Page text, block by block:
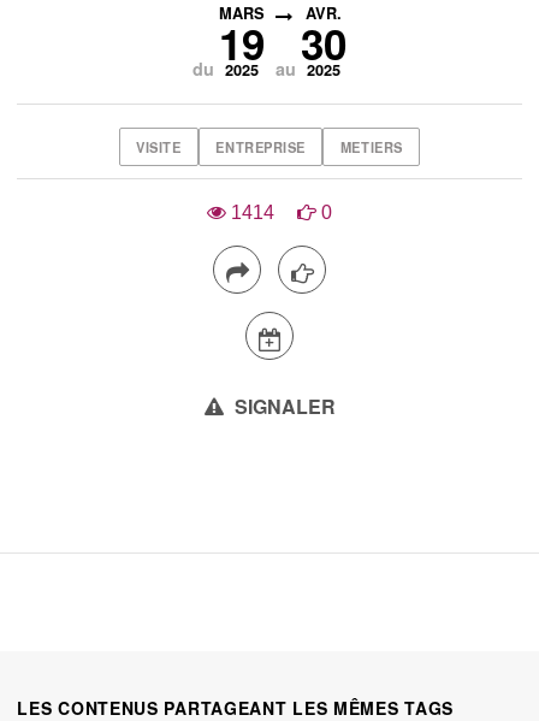
du
MARS
19
2025 au
AVR.
30
2025
VISITE ENTREPRISE METIERS
1414 0
SIGNALER
LES CONTENUS PARTAGEANT LES MÊMES TAGS